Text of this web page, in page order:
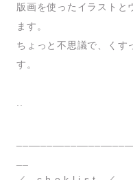
版画を使ったイラストと
ます。
ちょっと不思議で、くす
す。